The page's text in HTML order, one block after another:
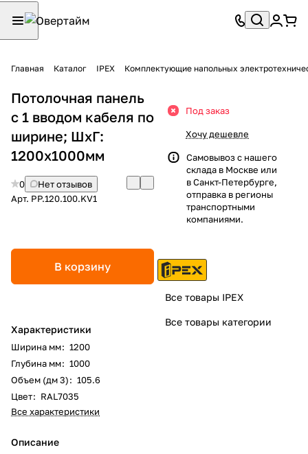
Главная Каталог IPEX Комплектующие напольных
Потолочная панель
с 1 вводом кабеля по
ширине; ШхГ:
1200х1000мм
0
Нет отзывов
Арт. PP.120.100.KV1
В корзину
Характеристики
Ширина мм: 1200
Глубина мм: 1000
Объем (дм 3): 105.6
Цвет: RAL7035
Все характеристики
Описание
Под заказ
Хочу дешевле
Самовывоз с нашего
склада в Москве или
в Санкт-Петербурге,
отправка в регионы
транспортными
компаниями.
Все товары IPEX
Все товары категории